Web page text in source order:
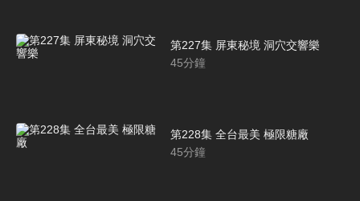
第227集 屏東秘境 洞穴交響樂
45分鐘
第228集 全台最美 極限糖廠
45分鐘